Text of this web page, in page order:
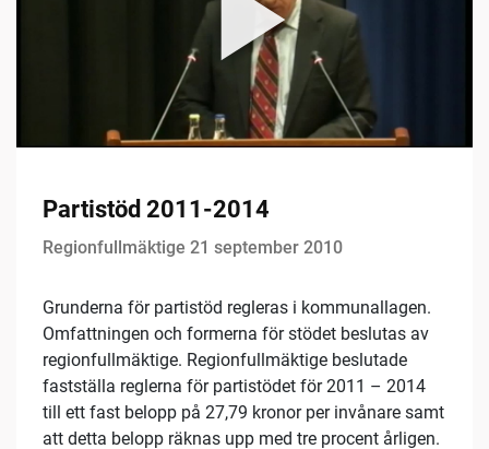
Partistöd 2011-2014
Regionfullmäktige 21 september 2010
Grunderna för partistöd regleras i kommunallagen.
Omfattningen och formerna för stödet beslutas av
regionfullmäktige. Regionfullmäktige beslutade
fastställa reglerna för partistödet för 2011 – 2014
till ett fast belopp på 27,79 kronor per invånare samt
att detta belopp räknas upp med tre procent årligen.